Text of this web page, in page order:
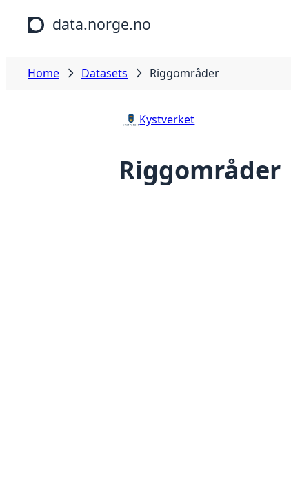
Skip to main content
data.norge.no
Home Datasets Riggområder
Kystverket
Riggområder